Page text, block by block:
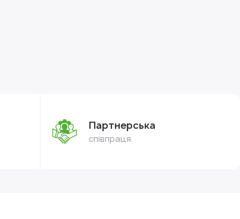
Партнерська
співпраця